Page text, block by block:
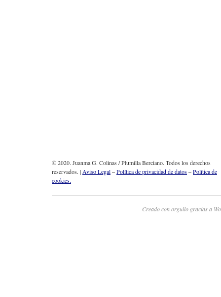
© 2020. Juanma G. Colinas / Plumilla Berciano. Todos los derechos
reservados. |Aviso Legal–Política de privacidad de datos–Política de
cookies.
Creado con orgullo gracias a